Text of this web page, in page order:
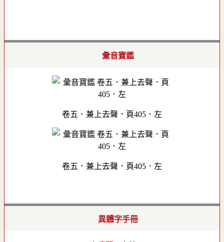
彙音寶鑑
卷五．兼上去聲．頁405．左
卷五．兼上去聲．頁405．左
異體字手冊